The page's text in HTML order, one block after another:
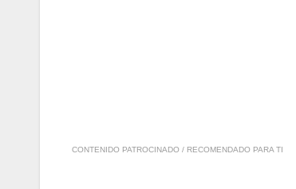
CONTENIDO PATROCINADO / RECOMENDADO PARA TI